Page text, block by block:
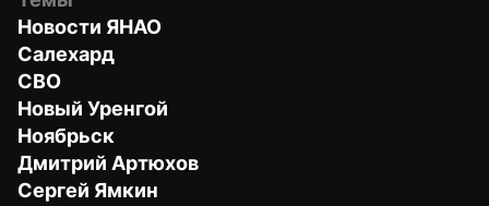
Новости ЯНАО
Салехард
СВО
Новый Уренгой
Ноябрьск
Дмитрий Артюхов
Сергей Ямкин